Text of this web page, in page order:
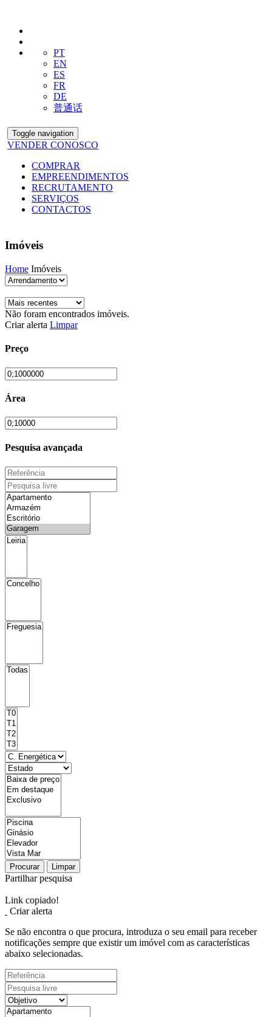
PT
EN
ES
FR
DE
普通话
Toggle navigation
VENDER CONOSCO
COMPRAR
EMPREENDIMENTOS
RECRUTAMENTO
SERVIÇOS
CONTACTOS
Imóveis
Home Imóveis
Não foram encontrados imóveis.
Criar alerta Limpar
Preço
Área
Pesquisa avançada
Procurar Limpar
Partilhar pesquisa
Link copiado!
Criar alerta
Se não encontra o que procura, introduza o seu email para receber
notificações sempre que existir um imóvel com as características
abaixo selecionadas.